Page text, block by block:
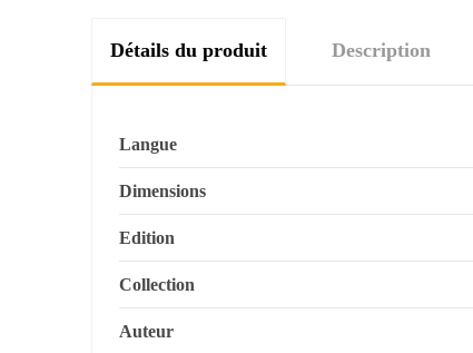
Détails du produit Description
Langue
Dimensions
Edition
Collection
Auteur